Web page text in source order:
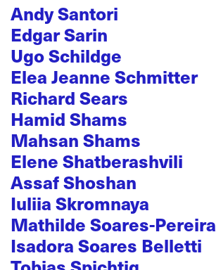
Andy Santori
Edgar Sarin
Ugo Schildge
Elea Jeanne Schmitter
Richard Sears
Hamid Shams
Mahsan Shams
Elene Shatberashvili
Assaf Shoshan
Iuliia Skromnaya
Mathilde Soares-Pereira
Isadora Soares Belletti